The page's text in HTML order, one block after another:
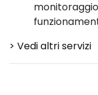
> Vedi altri servizi